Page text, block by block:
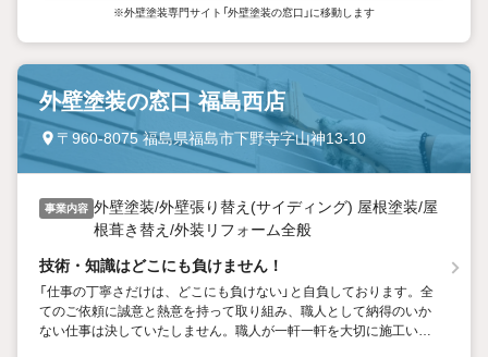
※外壁塗装専門サイト「外壁塗装の窓口」に移動します
外壁塗装の窓口 福島西店
〒960-8075 福島県福島市下野寺字山神13-10
事業内容 外壁塗装/外壁張り替え(サイディング) 屋根塗装/屋
根葺き替え/外装リフォーム全般
技術・知識はどこにも負けません！
「仕事の丁寧さだけは、どこにも負けない」と自負しております。全
てのご依頼に誠意と熱意を持って取り組み、職人として納得のいか
ない仕事は決していたしません。職人が一軒一軒を大切に施工いた